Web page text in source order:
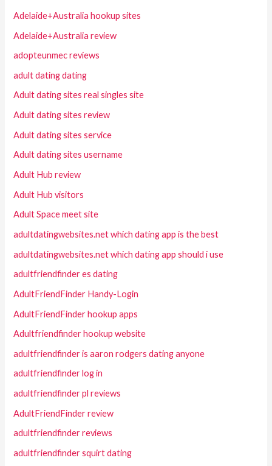
Adelaide+Australia hookup sites
Adelaide+Australia review
adopteunmec reviews
adult dating dating
Adult dating sites real singles site
Adult dating sites review
Adult dating sites service
Adult dating sites username
Adult Hub review
Adult Hub visitors
Adult Space meet site
adultdatingwebsites.net which dating app is the best
adultdatingwebsites.net which dating app should i use
adultfriendfinder es dating
AdultFriendFinder Handy-Login
AdultFriendFinder hookup apps
Adultfriendfinder hookup website
adultfriendfinder is aaron rodgers dating anyone
adultfriendfinder log in
adultfriendfinder pl reviews
AdultFriendFinder review
adultfriendfinder reviews
adultfriendfinder squirt dating